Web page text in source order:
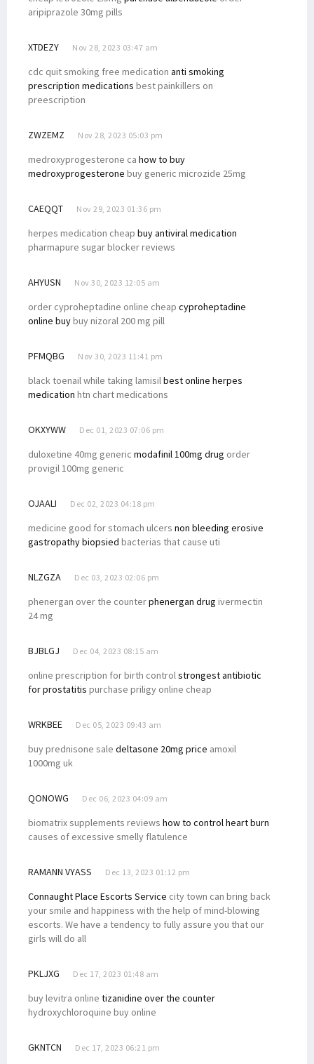
aripiprazole 30mg pills
XTDEZY Nov 28, 2023 03:47 am
cdc quit smoking free medication anti smoking
prescription medications best painkillers on
preescription
ZWZEMZ Nov 28, 2023 05:03 pm
medroxyprogesterone ca how to buy
medroxyprogesterone buy generic microzide 25mg
CAEQQT Nov 29, 2023 01:36 pm
herpes medication cheap buy antiviral medication
pharmapure sugar blocker reviews
AHYUSN Nov 30, 2023 12:05 am
order cyproheptadine online cheap cyproheptadine
online buybuy nizoral 200 mg pill
PFMQBG Nov 30, 2023 11:41 pm
black toenail while taking lamisilbest online herpes
medication htn chart medications
OKXYWW Dec 01, 2023 07:06 pm
duloxetine 40mg generic modafinil 100mg drug order
provigil 100mg generic
OJAALI Dec 02, 2023 04:18 pm
medicine good for stomach ulcers non bleeding erosive
gastropathy biopsied bacterias that cause uti
NLZGZA Dec 03, 2023 02:06 pm
phenergan over the counterphenergan drug ivermectin
24 mg
BJBLGJ Dec 04, 2023 08:15 am
online prescription for birth controlstrongest antibiotic
for prostatitis purchase priligy online cheap
WRKBEE Dec 05, 2023 09:43 am
buy prednisone sale deltasone 20mg price amoxil
1000mg uk
QONOWG Dec 06, 2023 04:09 am
biomatrix supplements reviews how to control heart burn
causes of excessive smelly flatulence
RAMANN VYASS Dec 13, 2023 01:12 pm
Connaught Place Escorts Service city town can bring back
your smile and happiness with the help of mind-blowing
escorts. We have a tendency to fully assure you that our
girls will do all
PKLJXG Dec 17, 2023 01:48 am
buy levitra online tizanidine over the counter
hydroxychloroquine buy online
GKNTCN Dec 17, 2023 06:21 pm